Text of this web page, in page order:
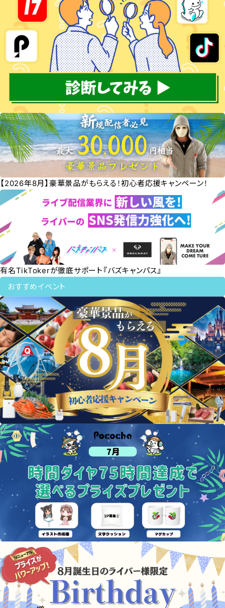
【2026年8月】豪華景品がもらえる！初心者応援キャンペーン！
有名TikTokerが徹底サポート『バズキャンパス』
おすすめイベント